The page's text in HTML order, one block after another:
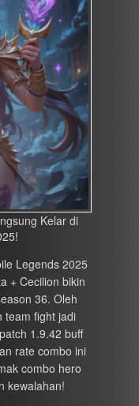
Kelar di
Legends 2025
+ Cecilion bikin
36. Oleh
team fight jadi
1.9.42 buff
rate combo ini
combo hero
kewalahan!